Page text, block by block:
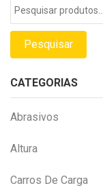
Pesquisar
Pesquisar
CATEGORIAS
Abrasivos
Altura
Carros De Carga